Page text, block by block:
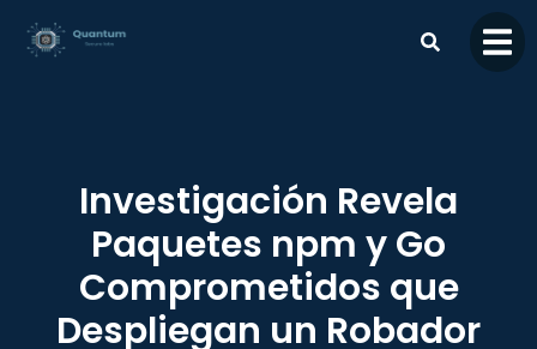
contenido
Investigación Revela
Paquetes npm y Go
Comprometidos que
Despliegan un Robador